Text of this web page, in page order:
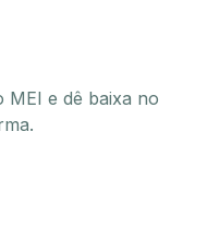
MEI e dê baixa no